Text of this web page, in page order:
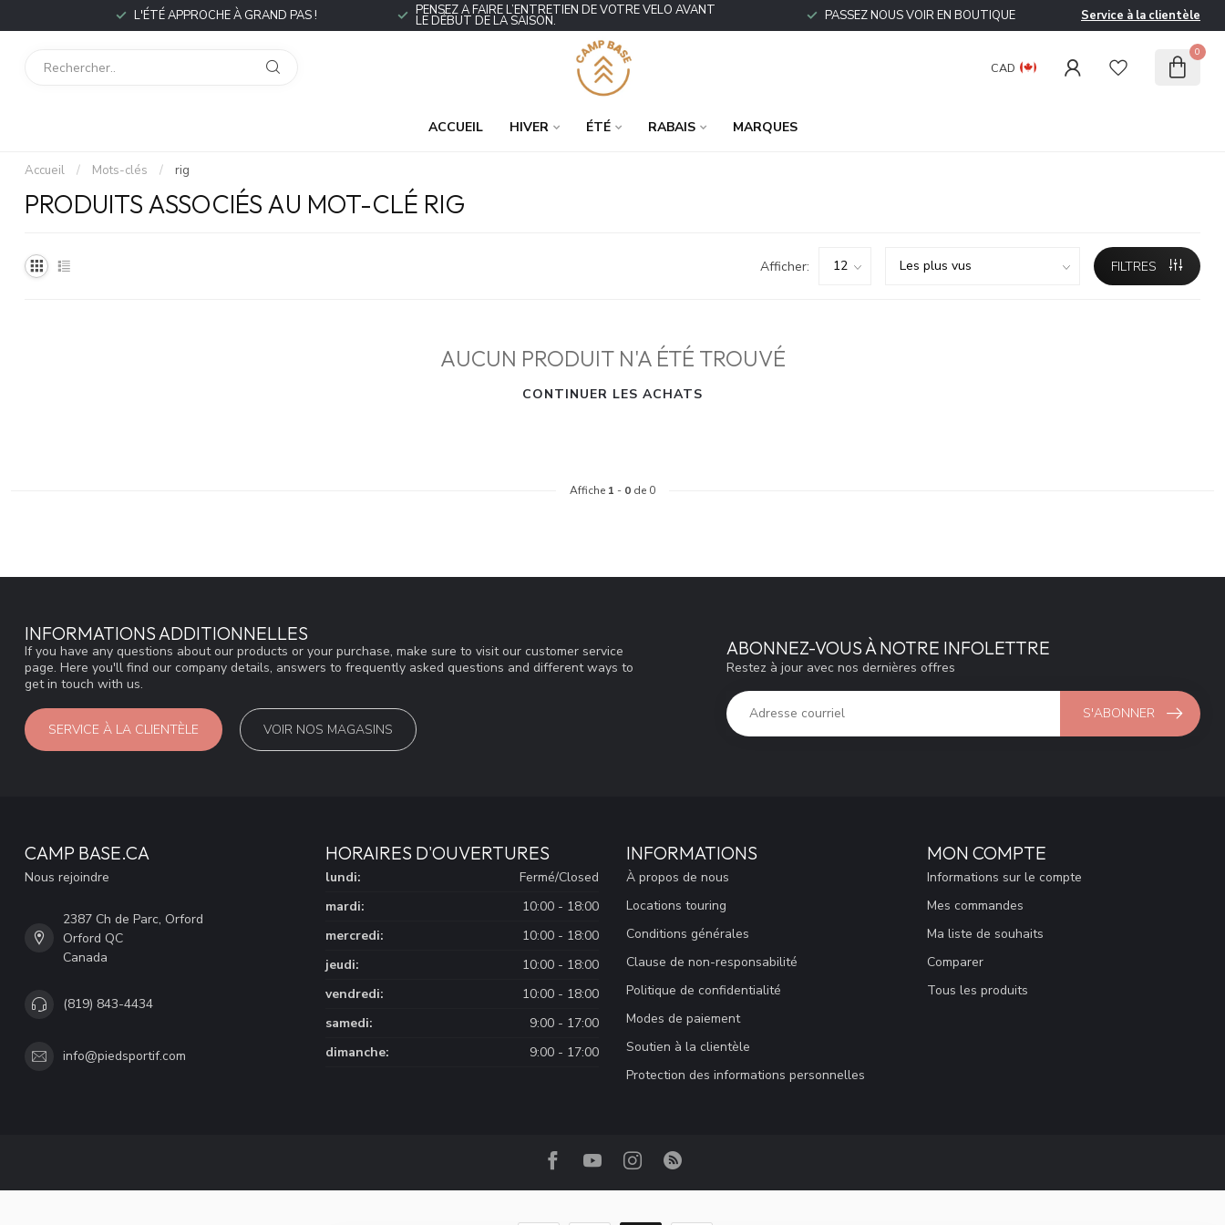
L'ÉTÉ APPROCHE À GRAND PAS ! PENSEZ À FAIRE L’ENTRETIEN DE VOTRE VÉLO AVANT
LE DÉBUT DE LA SAISON. PASSEZ NOUS VOIR EN BOUTIQUE Service à la clientèle
CAD
0
ACCUEIL HIVER ÉTÉ RABAIS MARQUES
Accueil / Mots-clés / rig
PRODUITS ASSOCIÉS AU MOT-CLÉ RIG
Afficher: FILTRES
AUCUN PRODUIT N'A ÉTÉ TROUVÉ
CONTINUER LES ACHATS
Affiche 1 - 0 de 0
INFORMATIONS ADDITIONNELLES
If you have any questions about our products or your purchase, make sure to visit our customer service
page. Here you'll find our company details, answers to frequently asked questions and different ways to
get in touch with us.
SERVICE À LA CLIENTÈLE VOIR NOS MAGASINS
ABONNEZ-VOUS À NOTRE INFOLETTRE
Restez à jour avec nos dernières offres
S'ABONNER
CAMP BASE.CA
Nous rejoindre
2387 Ch de Parc, Orford
Orford QC
Canada
(819) 843-4434
info@piedsportif.com
HORAIRES D'OUVERTURES
lundi:
Fermé/Closed
mardi:
10:00 - 18:00
mercredi:
10:00 - 18:00
jeudi:
10:00 - 18:00
vendredi:
10:00 - 18:00
samedi:
9:00 - 17:00
dimanche:
9:00 - 17:00
INFORMATIONS
À propos de nous
Locations touring
Conditions générales
Clause de non-responsabilité
Politique de confidentialité
Modes de paiement
Soutien à la clientèle
Protection des informations personnelles
MON COMPTE
Informations sur le compte
Mes commandes
Ma liste de souhaits
Comparer
Tous les produits